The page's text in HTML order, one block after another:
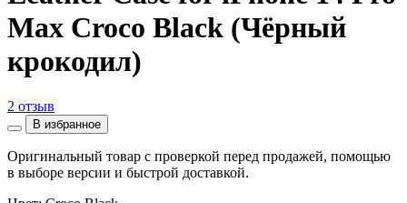
Max Croco Black (Чёрный
крокодил)
2 отзыв
В избранное
Оригинальный товар с проверкой перед продажей, помощью
в выборе версии и быстрой доставкой.